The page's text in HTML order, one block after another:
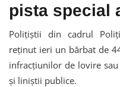
pista special
Polițiștii din cadrul
reținut ieri un bărbat de
infracțiunilor de lovire
și liniștii publice.